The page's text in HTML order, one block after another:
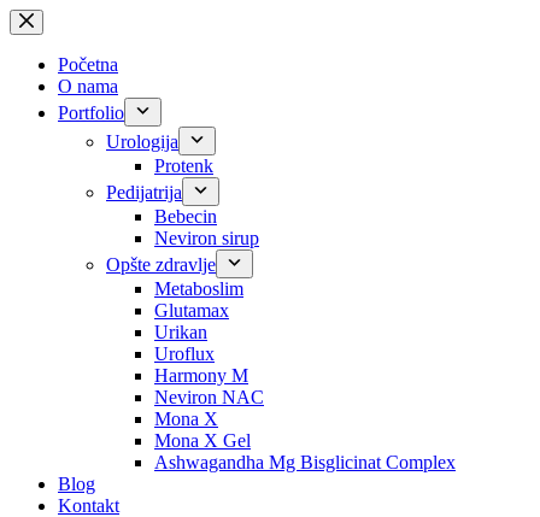
Skip
to
contentPočetna
O nama
Portfolio
Urologija
Protenk
Pedijatrija
Bebecin
Neviron sirup
Opšte zdravlje
Metaboslim
Glutamax
Urikan
Uroflux
Harmony M
Neviron NAC
Mona X
Mona X Gel
Ashwagandha Mg Bisglicinat Complex
Blog
Kontakt